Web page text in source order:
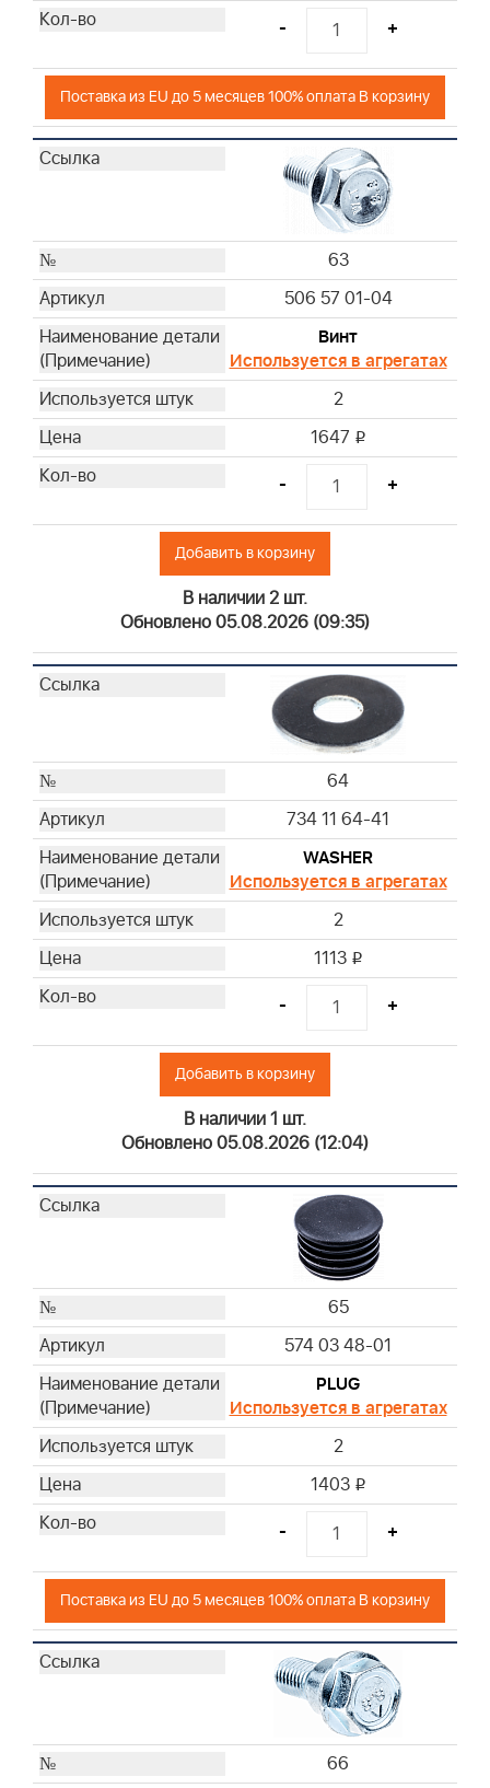
- +
Поставка из EU до 5 месяцев 100% оплата В корзину
63
506 57 01-04
Винт
Используется в агрегатах
2
1647 i
- +
Добавить в корзину
В наличии 2 шт.
Обновлено 05.08.2026 (09:35)
64
734 11 64-41
WASHER
Используется в агрегатах
2
1113 i
- +
Добавить в корзину
В наличии 1 шт.
Обновлено 05.08.2026 (12:04)
65
574 03 48-01
PLUG
Используется в агрегатах
2
1403 i
- +
Поставка из EU до 5 месяцев 100% оплата В корзину
66